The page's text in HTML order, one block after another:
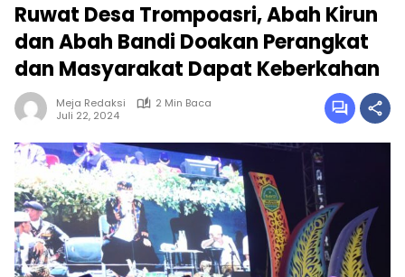
Ruwat Desa Trompoasri, Abah Kirun
dan Abah Bandi Doakan Perangkat
dan Masyarakat Dapat Keberkahan
Meja Redaksi
2 Min Baca
Juli 22, 2024